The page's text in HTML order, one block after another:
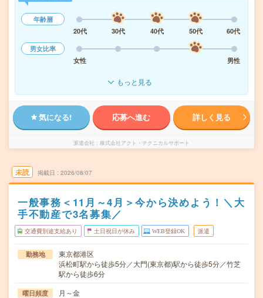
年齢層
20代
30代 40代 50代
60代
男女比率
女性
男性
もっと見る
気になる! 応募へ進む 詳しく見る
派遣会社 株式会社アクト・テクニカルサポート
未読 掲載日 2026/08/07
一般事務＜11月～4月＞今から決めよう！＼大
手不動産で3名募集／
交通費別途支給あり 土日祝日が休み WEB登録OK 派遣
勤務地
東京都港区
浜松町駅から徒歩5分／大門(東京都)駅から徒歩5分／竹芝
駅から徒歩6分
曜日頻度 月～金